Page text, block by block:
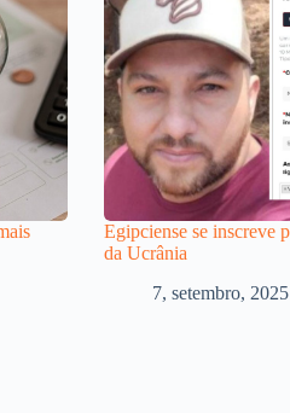
Egipciense se inscreve
da Ucrânia
7, setembro, 2025